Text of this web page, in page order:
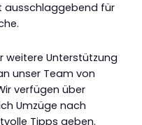
ausschlaggebend für
weitere Unterstützung
unser Team von
verfügen über
Umzüge nach
Tipps geben.